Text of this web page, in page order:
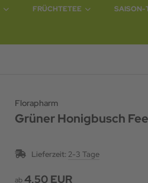
FRÜCHTETEE SAISON-
Florapharm
Grüner Honigbusch
Lieferzeit: 2-3 Tage
ab4,50 EUR